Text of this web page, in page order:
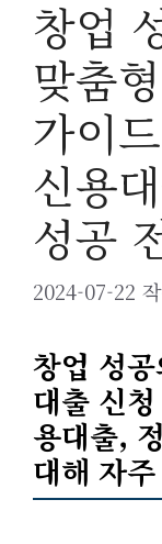
창업
맞춤
가이
신용
성공
2024-07-22
창업 성
대출 신
용대출,
대해 자